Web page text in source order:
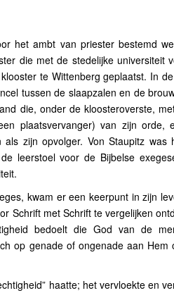
het ambt van priester bestemd
die met de stedelijke universiteit
te Wittenberg geplaatst. In
tussen de slaapzalen en de
die, onder de kloosteroverste,
plaatsvervanger) van zijn orde,
zijn opvolger. Von Staupitz was
leerstoel voor de Bijbelse
kwam er een keerpunt in zijn
Schrift met Schrift te vergelijken
bedoelt die God van de
op genade of ongenade aan Hem
haatte; het vervloekte en